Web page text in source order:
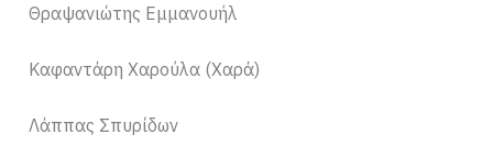
Θραψανιώτης Εμμανουήλ
Καφαντάρη Χαρούλα (Χαρά)
Λάππας Σπυρίδων